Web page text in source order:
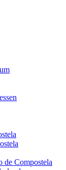
de Compostela